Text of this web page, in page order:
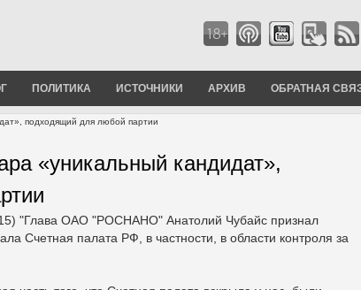
ПОЛИТИКА ИСТОЧНИКИ АРХИВ ОБРАТНАЯ
подходящий для любой партии
«уникальный кандидат»,
"Глава ОАО "РОСНАНО" Анатолий Чубайс признал
Счетная палата РФ, в частности, в области контроля за